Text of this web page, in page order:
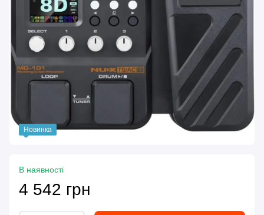
Новинка
В наявності
4 542 грн